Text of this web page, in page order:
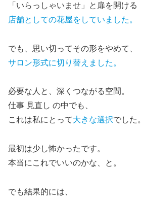
「いらっしゃいませ」と扉を開ける
店舗としての花屋をしていました。
でも、思い切ってその形をやめて、
サロン形式に切り替えました。
必要な人と、深くつながる空間。
仕事 見直し の中でも、
これは私にとって大きな選択でした。
最初は少し怖かったです。
本当にこれでいいのかな、と。
でも結果的には、